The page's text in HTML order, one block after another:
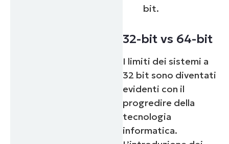
bit.
32-bit vs 64-bit
I limiti dei sistemi a
32 bit sono diventati
evidenti con il
progredire della
tecnologia
informatica.